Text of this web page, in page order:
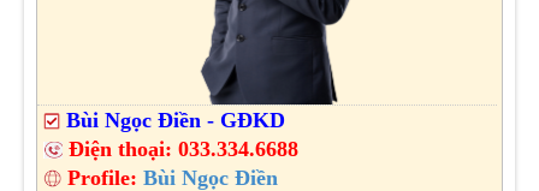
Bùi Ngọc Điền - GĐKD
Điện thoại:033.334.6688
Profile:Bùi Ngọc Điền